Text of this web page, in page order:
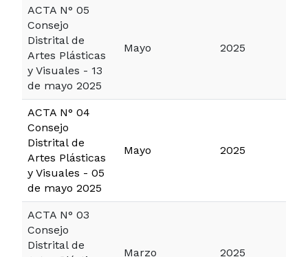
ACTA N° 05
Consejo
Distrital de
Artes Plásticas
y Visuales - 13
de mayo 2025
Mayo 2025
ACTA N° 04
Consejo
Distrital de
Artes Plásticas
y Visuales - 05
de mayo 2025
Mayo 2025
ACTA N° 03
Consejo
Distrital de
Marzo 2025